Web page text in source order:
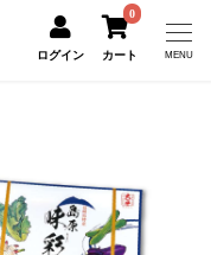
ログイン
0
カート MENU